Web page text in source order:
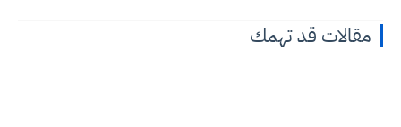
مقالات قد تهمك